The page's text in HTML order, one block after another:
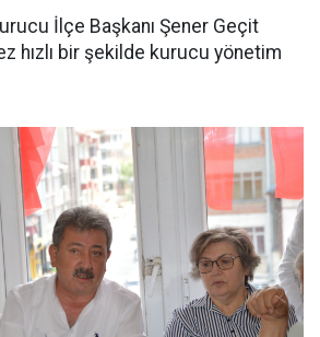
İlçe Başkanı Şener Geçit
hızlı bir şekilde kurucu yönetim